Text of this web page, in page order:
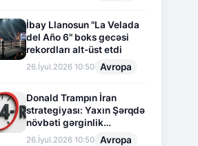
İbay Llanosun "La Velada
del Año 6" boks gecəsi
rekordları alt-üst etdi
26.İyul.2026 10:50 Avropa
Donald Trampın İran
strategiyası: Yaxın Şərqdə
növbəti gərginlik
mərhələsi
26.İyul.2026 10:50 Avropa